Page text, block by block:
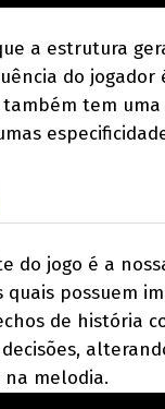
a estrutura
do
também tem
do jogo é a
quais possuem
de história
melodia.